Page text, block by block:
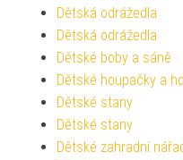
Dětská odrážedla
Dětská odrážedla
Dětské boby a sáně
Dětské houpačky a
Dětské stany
Dětské stany
Dětské zahradní